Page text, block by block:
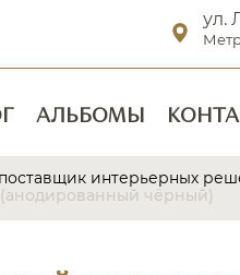
ул.
АЛЬБОМЫ
интерьерных
чёрный)